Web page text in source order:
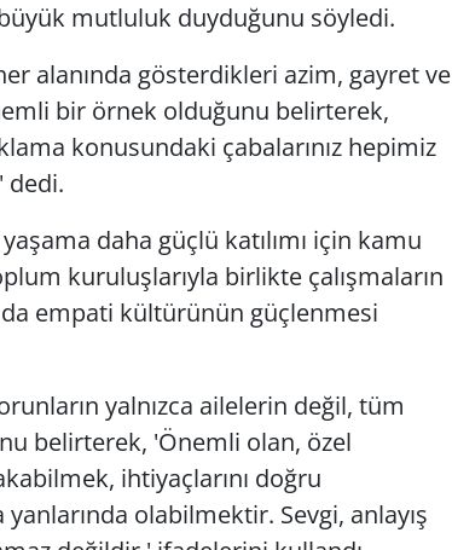
mutluluk duyduğunu söyledi.
alanında gösterdikleri azim, gayret ve
bir örnek olduğunu belirterek,
konusundaki çabalarınız hepimiz
dedi.
daha güçlü katılımı için kamu
kuruluşlarıyla birlikte çalışmaların
empati kültürünün güçlenmesi
yalnızca ailelerin değil, tüm
belirterek, 'Önemli olan, özel
ihtiyaçlarını doğru
olabilmektir. Sevgi, anlayış